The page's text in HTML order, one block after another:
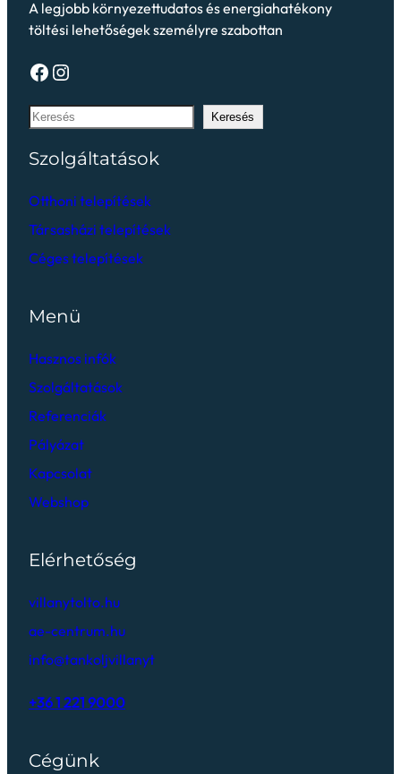
A legjobb környezettudatos és energiahatékony
töltési lehetőségek személyre szabottan
Keresés
Szolgáltatások
Otthoni telepítések
Társasházi telepítések
Céges telepítések
Menü
Hasznos infók
Szolgáltatások
Referenciák
Pályázat
Kapcsolat
Webshop
Elérhetőség
villanytolto.hu
ae-centrum.hu
info@tankoljvillanyt
+36 1 221 9000
Cégünk